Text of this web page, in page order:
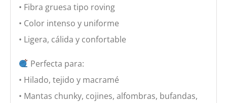
• Fibra gruesa tipo roving
• Color intenso y uniforme
• Ligera, cálida y confortable
Perfecta para:
• Hilado, tejido y macramé
• Mantas chunky, cojines, alfombras, bufandas,